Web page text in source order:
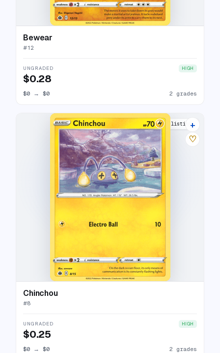
Bewear
#12
UNGRADED HIGH
$0.28
$0 → $0 2 grades
6 listings
+
♡
Chinchou
#8
UNGRADED HIGH
$0.25
$0 → $0 2 grades